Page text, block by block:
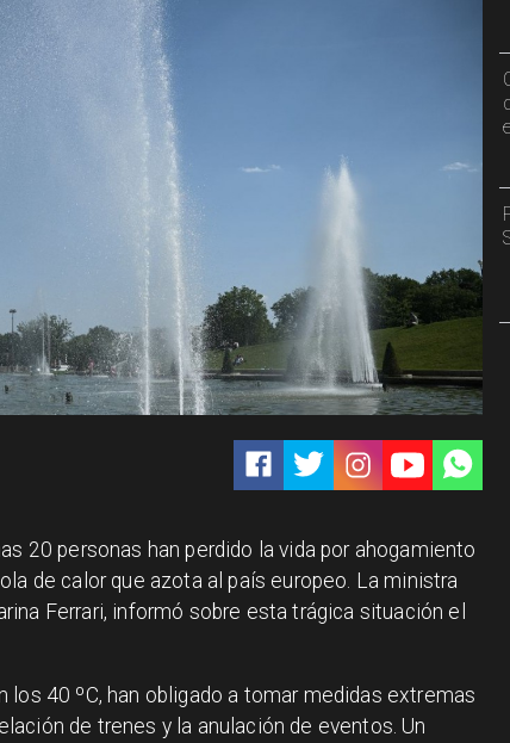
20 personas han perdido la vida por ahogamiento
de calor que azota al país europeo. La ministra
Ferrari, informó sobre esta trágica situación el
los 40 ºC, han obligado a tomar medidas extremas
de trenes y la anulación de eventos. Un